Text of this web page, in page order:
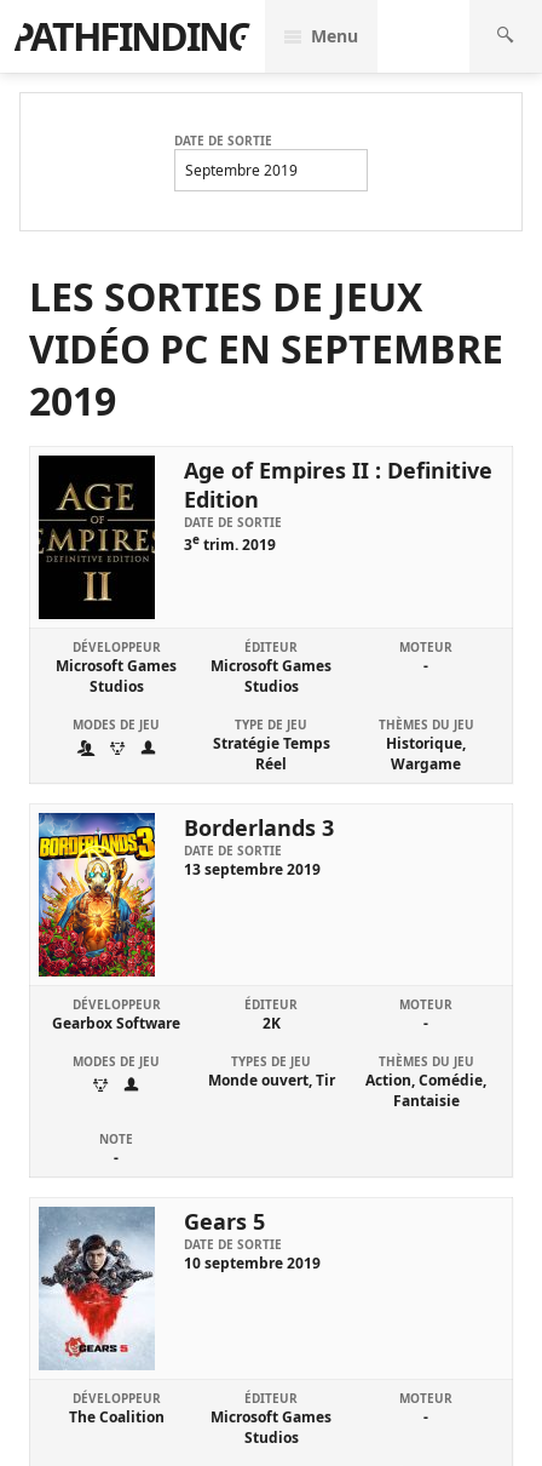
PATHFINDING Menu
DATE DE SORTIE
Septembre 2019
LES SORTIES DE JEUX
VIDÉO PC EN SEPTEMBRE
2019
Age of Empires II : Definitive
Edition
DATE DE SORTIE
3e trim. 2019
DÉVELOPPEUR
Microsoft Games
Studios
ÉDITEUR
Microsoft Games
Studios
MOTEUR
-
MODES DE JEU TYPE DE JEU
Stratégie Temps
Réel
THÈMES DU JEU
Historique,
Wargame
Borderlands 3
DATE DE SORTIE
13 septembre 2019
DÉVELOPPEUR
Gearbox Software
ÉDITEUR
2K
MOTEUR
-
MODES DE JEU TYPES DE JEU
Monde ouvert, Tir
THÈMES DU JEU
Action, Comédie,
Fantaisie
NOTE
-
Gears 5
DATE DE SORTIE
10 septembre 2019
DÉVELOPPEUR
The Coalition
ÉDITEUR
Microsoft Games
Studios
MOTEUR
-